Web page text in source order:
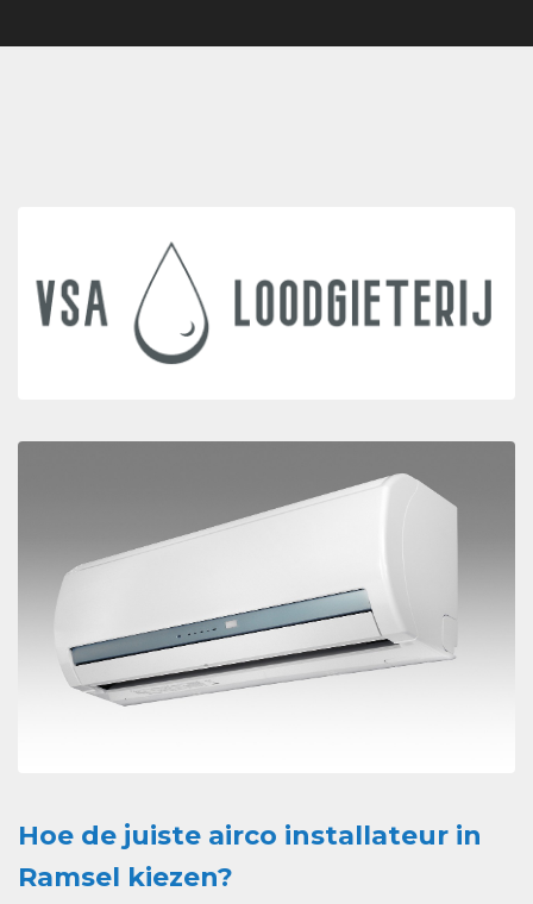
Hoe de juiste airco installateur in
Ramsel kiezen?